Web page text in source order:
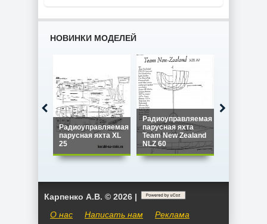
НОВИНКИ МОДЕЛЕЙ
Радиоуправляемая
парусная яхта XL
25
Радиоуправляемая
парусная яхта
Team New Zealand
NLZ 60
Карпенко А.В. © 2026 |
О нас
Написать нам Реклама